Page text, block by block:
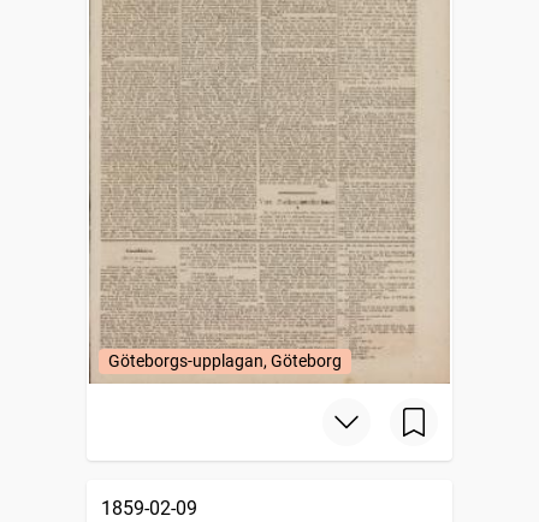
Göteborgs-upplagan, Göteborg
1859-02-09